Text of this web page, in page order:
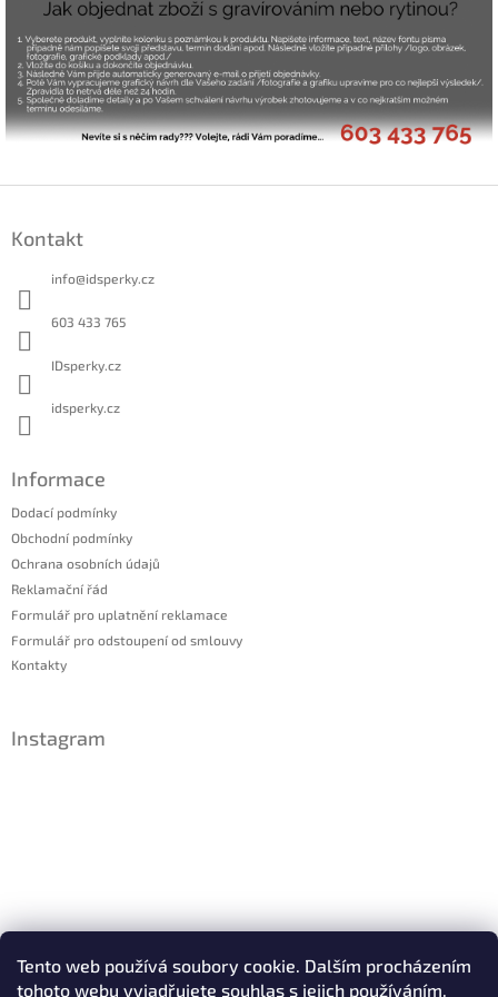
Tento web používá soubory cookie. Dalším procházením
tohoto webu vyjadřujete souhlas s jejich používáním.
Kontakt
info@idsperky.cz
603 433 765
IDsperky.cz
idsperky.cz
Informace
Dodací podmínky
Obchodní podmínky
Ochrana osobních údajů
Reklamační řád
Formulář pro uplatnění reklamace
Formulář pro odstoupení od smlouvy
Kontakty
Instagram
Sledovat na Instagramu